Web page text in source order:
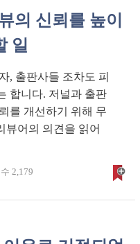
의 신뢰를 높이
일
, 출판사들 조차도 피
합니다. 저널과 출판
를 개선하기 위해 무
뷰어의 의견을 읽어
2,179